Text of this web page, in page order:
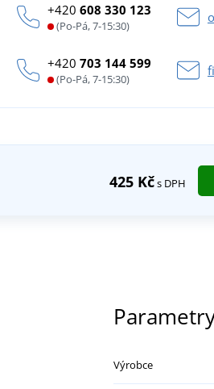
+420608 330 123
(Po-Pá, 7-15:30)
+420703 144 599
(Po-Pá, 7-15:30)
425 Kčs DPH
Výrobce